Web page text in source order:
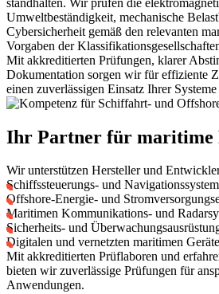
Umweltbeständigkeit, mechanische
Cybersicherheit gemäß den relevanten
Vorgaben der
Mit akkreditierten Prüfungen, klarer
Dokumentation sorgen wir für effiziente
einen zuverlässigen Einsatz Ihrer
Ihr Partner für maritime
Wir unterstützen Hersteller und
Schiffssteuerungs- und
Offshore-Energie- und
Maritimen Kommunikations- und
Sicherheits- und
Digitalen und vernetzten maritimen
Mit akkreditierten Prüflaboren und
bieten wir zuverlässige Prüfungen für
Anwendungen.